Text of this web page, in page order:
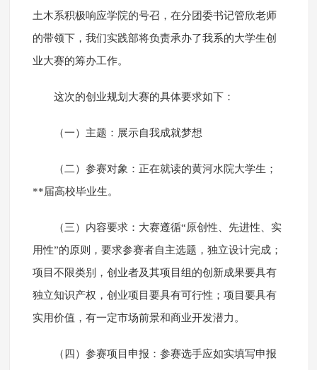
土木系积极响应学院的号召，在分团委书记管欣老师
的带领下，我们实践部将负责承办了我系的大学生创
业大赛的筹办工作。
这次的创业规划大赛的具体要求如下：
（一）主题：展示自我成就梦想
（二）参赛对象：正在就读的黄河水院大学生；
**届高校毕业生。
（三）内容要求：大赛遵循“原创性、先进性、实
用性”的原则，要求参赛者自主选题，独立设计完成；
项目不限类别，创业者及其项目组的创新成果要具有
独立知识产权，创业项目要具有可行性；项目要具有
实用价值，有一定市场前景和商业开发潜力。
（四）参赛项目申报：参赛选手应如实填写申报